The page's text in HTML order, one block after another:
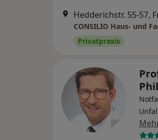
Hedderichstr. 55-57,
Privatpraxis